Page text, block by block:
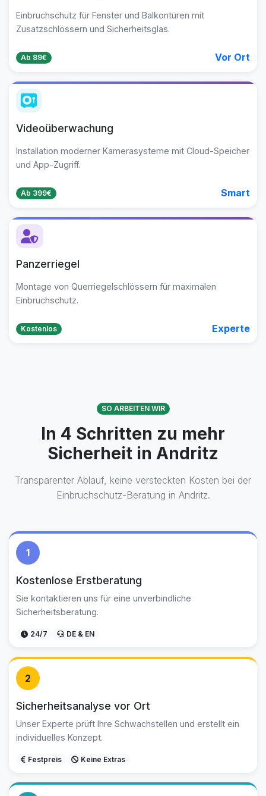
Einbruchschutz für Fenster und Balkontüren mit
Zusatzschlössern und Sicherheitsglas.
Ab 89€ Vor Ort
Videoüberwachung
Installation moderner Kamerasysteme mit Cloud-Speicher
und App-Zugriff.
Ab 399€ Smart
Panzerriegel
Montage von Querriegelschlössern für maximalen
Einbruchschutz.
Kostenlos Experte
SO ARBEITEN WIR
In 4 Schritten zu mehr
Sicherheit in Andritz
Transparenter Ablauf, keine versteckten Kosten bei der
Einbruchschutz-Beratung in Andritz.
1
Kostenlose Erstberatung
Sie kontaktieren uns für eine unverbindliche
Sicherheitsberatung.
24/7 DE & EN
2
Sicherheitsanalyse vor Ort
Unser Experte prüft Ihre Schwachstellen und erstellt ein
individuelles Konzept.
Festpreis Keine Extras